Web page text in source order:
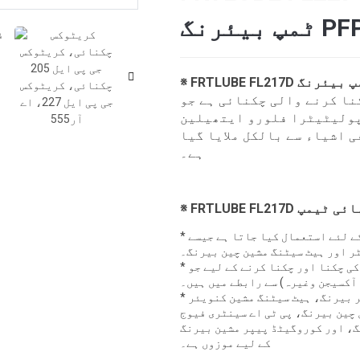
کرنے والی چکنائی ہے جو
فلورو ایتھیلین
اشیاء سے بالکل ملایا گیا
ہے۔
* اعلی درجہ حرارت کے حصوں کو چکنا کرنے کے لئے استعمال کیا جاتا ہے جیسے
اور ہیٹ سیٹنگ مشین چین بیرنگ۔
* ویکیوم پمپس، کمپریسرز، والوز وغیرہ کی چکنا اور چکنا کرنے کے لیے جو
وغیرہ) سے رابطے میں ہیں۔
* یہ چکنا کرنے والی فلم اسٹریچنگ سٹینٹر بیرنگ، ہیٹ سیٹنگ مشین کنویئر
بیرنگ، پی ٹی اے سینٹری فیوج
اور کوروگیٹڈ پیپر مشین بیرنگ
کے لیے موزوں ہے۔